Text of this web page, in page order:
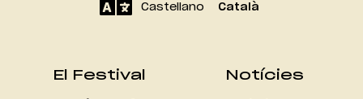
Castellano Català
El Festival Notícies